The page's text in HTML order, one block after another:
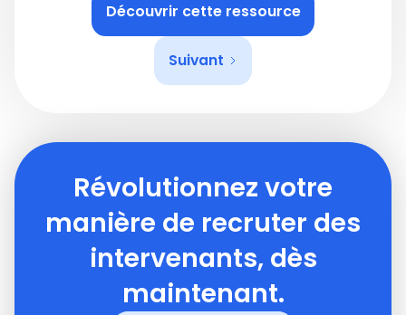
Découvrir cette ressource
Suivant
Révolutionnez votre
manière de recruter des
intervenants, dès
maintenant.